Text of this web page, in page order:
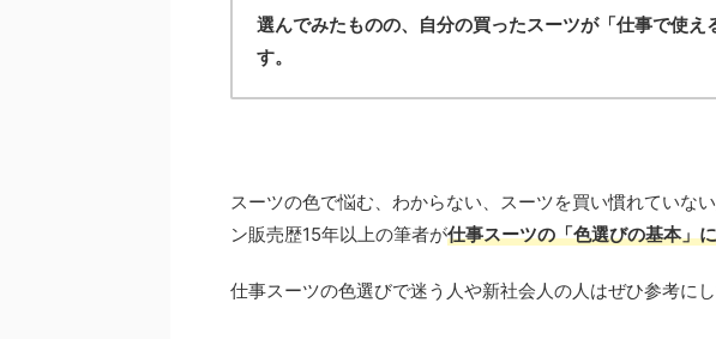
選んでみたものの、自分の買ったスーツが「仕事で使え
す。
スーツの色で悩む、わからない、スーツを買い慣れていな
ン販売歴15年以上の筆者が仕事スーツの「色選びの基本」
仕事スーツの色選びで迷う人や新社会人の人はぜひ参考にし